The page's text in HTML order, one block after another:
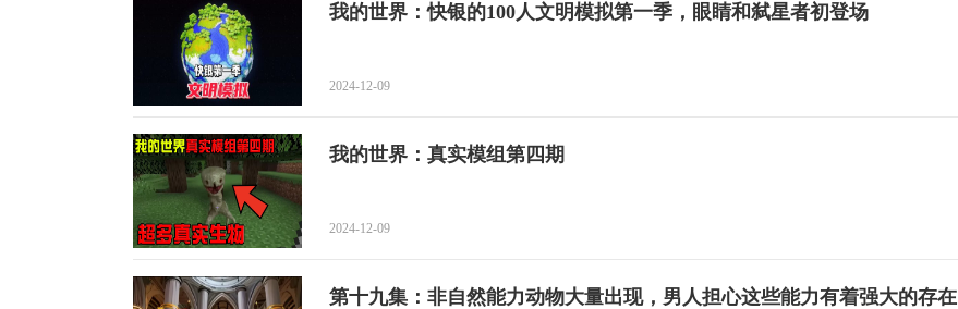
我的世界：快银的100人文明模拟第一季，眼睛和弑星者初登场
2024-12-09
我的世界：真实模组第四期
2024-12-09
第十九集：非自然能力动物大量出现，男人担心这些能力有着强大的存在